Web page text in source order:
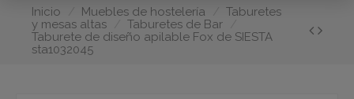
Inicio Muebles de hostelería
Taburetes
y mesas altas
Taburetes de Bar
Taburete de diseño apilable Fox de SIESTA
sta1032045